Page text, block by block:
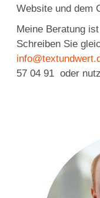
Website und dem
Meine Beratung
Schreiben Sie
57 04 91 oder